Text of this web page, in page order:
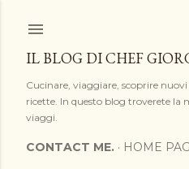
IL BLOG DI CHEF
Cucinare, viaggiare, scoprire
ricette. In questo blog troverete la
viaggi.
CONTACT ME. HOME